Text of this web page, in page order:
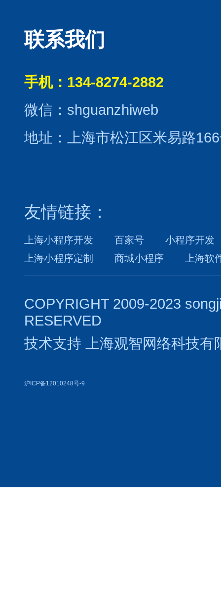
联系我们
手机：134-8274-2882
微信：shguanzhiweb
地址：上海市松江区米易路
友情链接：
上海小程序开发 百家号
小程序开发
上海小程序定制
商城小程序 上海软
COPYRIGHT 2009-2023
RESERVED
技术支持
上海观智网络科技有
沪ICP备12010248号-9